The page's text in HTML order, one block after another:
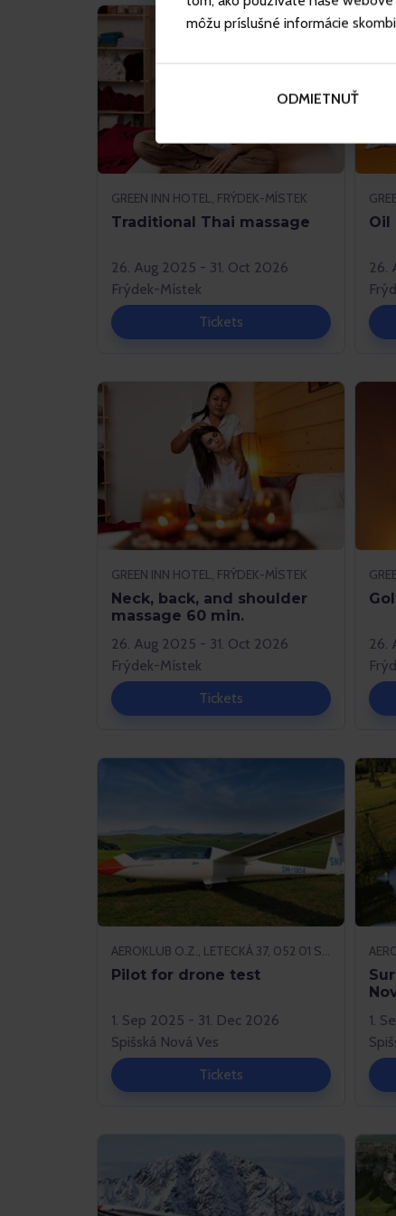
môžu príslušné informácie
ODMIETNUŤ
GREEN INN HOTEL, FRÝDEK-MÍSTEK
Traditional Thai massage
26. Aug 2025 - 31. Oct 2026
Frýdek-Místek
Tickets
Oil
26.
GREEN INN HOTEL, FRÝDEK-MÍSTEK
Neck, back, and shoulder
massage 60 min.
26. Aug 2025 - 31. Oct 2026
Frýdek-Místek
Tickets
26.
AEROKLUB O.Z., LETECKÁ 37, 052 01 SPIŠSKÁ NOVÁ VES
Pilot for drone test
1. Sep 2025 - 31. Dec 2026
Spišská Nová Ves
Tickets
1.